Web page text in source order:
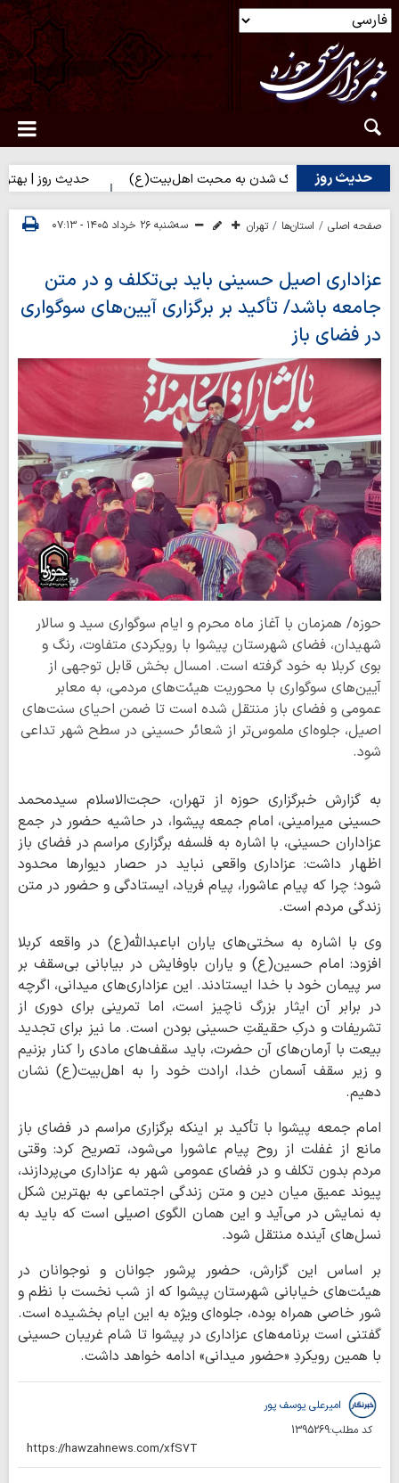
حدیث روز
روز | راه نزدیک شدن به محبت اهل‌بیت(ع) حدیث روز | بهترین
صفحه اصلی استان‌ها تهران سه‌شنبه ۲۶ خرداد ۱۴۰۵ - ۰۷:۱۳
عزاداری اصیل حسینی باید بی‌تکلف و در متن
جامعه باشد/ تأکید بر برگزاری آیین‌های سوگواری
در فضای باز
حوزه/ همزمان با آغاز ماه محرم و ایام سوگواری سید و سالار
شهیدان، فضای شهرستان پیشوا با رویکردی متفاوت، رنگ و
بوی کربلا به خود گرفته است. امسال بخش قابل توجهی از
آیین‌های سوگواری با محوریت هیئت‌های مردمی، به معابر
عمومی و فضای باز منتقل شده است تا ضمن احیای سنت‌های
اصیل، جلوه‌ای ملموس‌تر از شعائر حسینی در سطح شهر تداعی
شود.
به گزارش خبرگزاری حوزه از تهران، حجت‌الاسلام سیدمحمد
حسینی میرامینی، امام جمعه پیشوا، در حاشیه حضور در جمع
عزاداران حسینی، با اشاره به فلسفه برگزاری مراسم در فضای باز
اظهار داشت: عزاداری واقعی نباید در حصار دیوارها محدود
شود؛ چرا که پیام عاشورا، پیام فریاد، ایستادگی و حضور در متن
زندگی مردم است.
وی با اشاره به سختی‌های یاران اباعبدالله(ع) در واقعه کربلا
افزود: امام حسین(ع) و یاران باوفایش در بیابانی بی‌سقف بر
سر پیمان خود با خدا ایستادند. این عزاداری‌های میدانی، اگرچه
در برابر آن ایثار بزرگ ناچیز است، اما تمرینی برای دوری از
تشریفات و درکِ حقیقتِ حسینی بودن است. ما نیز برای تجدید
بیعت با آرمان‌های آن حضرت، باید سقف‌های مادی را کنار بزنیم
و زیر سقف آسمان خدا، ارادت خود را به اهل‌بیت(ع) نشان
دهیم.
امام جمعه پیشوا با تأکید بر اینکه برگزاری مراسم در فضای باز
مانع از غفلت از روح پیام عاشورا می‌شود، تصریح کرد: وقتی
مردم بدون تکلف و در فضای عمومی شهر به عزاداری می‌پردازند،
پیوند عمیق میان دین و متن زندگی اجتماعی به بهترین شکل
به نمایش در می‌آید و این همان الگوی اصیلی است که باید به
نسل‌های آینده منتقل شود.
بر اساس این گزارش، حضور پرشور جوانان و نوجوانان در
هیئت‌های خیابانی شهرستان پیشوا که از شب نخست با نظم و
شور خاصی همراه بوده، جلوه‌ای ویژه به این ایام بخشیده است.
گفتنی است برنامه‌های عزاداری در پیشوا تا شام غریبان حسینی
با همین رویکردِ «حضور میدانی» ادامه خواهد داشت.
امیرعلی یوسف پور
کد مطلب:1395269